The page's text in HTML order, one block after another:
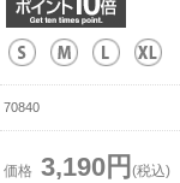
70840
価格 3,190円 (税込)